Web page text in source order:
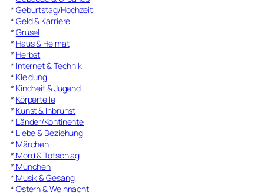
* Geburtstag/Hochzeit
* Geld & Karriere
* Grusel
* Haus & Heimat
* Herbst
* Internet & Technik
* Kleidung
* Kindheit & Jugend
* Körperteile
* Kunst & Inbrunst
* Länder/Kontinente
* Liebe & Beziehung
* Märchen
* Mord & Totschlag
* München
* Musik & Gesang
* Ostern & Weihnacht